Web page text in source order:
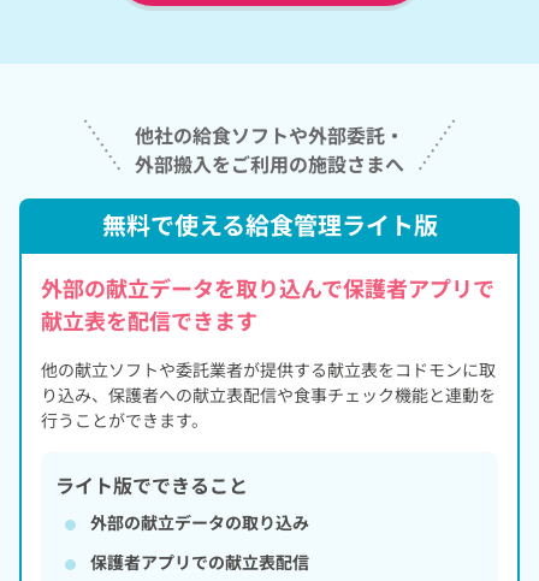
他社の給食ソフトや外部委託・
外部搬入をご利用の施設さまへ
無料で使える給食管理ライト版
外部の献立データを取り込んで保護者アプリで
献立表を配信できます
他の献立ソフトや委託業者が提供する献立表をコドモンに取
り込み、 保護者への献立表配信や食事チェック機能と連動を
行うことができます。
ライト版でできること
外部の献立データの取り込み
保護者アプリでの献立表配信